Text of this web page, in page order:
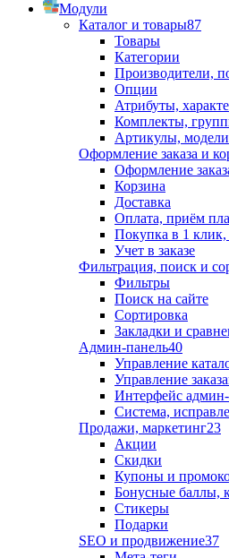
Модули
Каталог и товары87
Товары
Категории
Производители,
Опции
Атрибуты,
Комплекты,
Артикулы, модели
Оформление заказа и
Оформление
Корзина
Доставка
Оплата, приём
Покупка в 1 клик,
Учет в заказе
Фильтрация, поиск и
Фильтры
Поиск на сайте
Сортировка
Закладки и
Админ-панель40
Управление
Управление
Интерфейс
Система,
Продажи, маркетинг23
Акции
Скидки
Купоны и
Бонусные баллы,
Стикеры
Подарки
SEO и продвижение37